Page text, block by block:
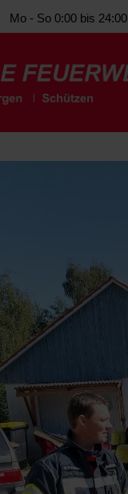
Mo - So 0:00 bis 24:00